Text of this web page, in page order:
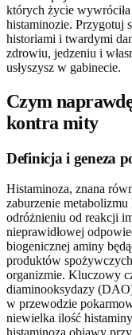
których życie
histaminozie. Przygotuj
historiami i twardymi
zdrowiu, jedzeniu i
usłyszysz w gabinecie.
Czym
kontra mity
Definicja i geneza
Histaminoza, znana
zaburzenie
odróżnieniu od reakcji
nieprawidłowej
biogenicznej aminy
produktów
organizmie. Kluczowy
diaminooksydazy
w przewodzie
niewielka ilość